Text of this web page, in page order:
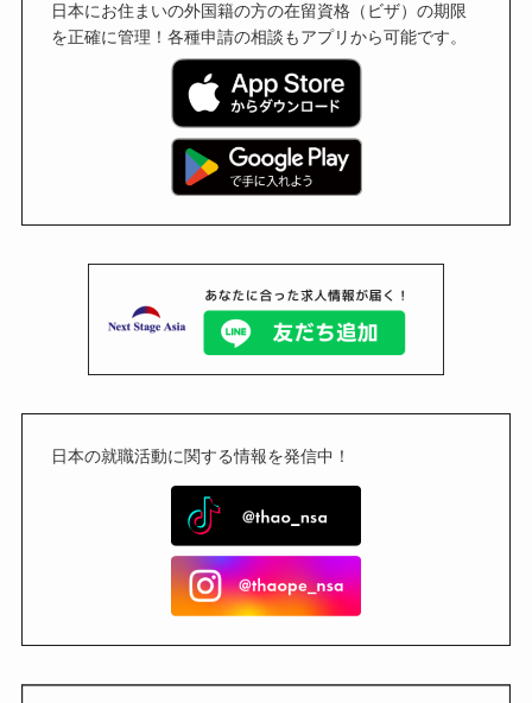
日本にお住まいの外国籍の方の在留資格（ビザ）の期限
を正確に管理！各種申請の相談もアプリから可能です。
日本の就職活動に関する情報を発信中！